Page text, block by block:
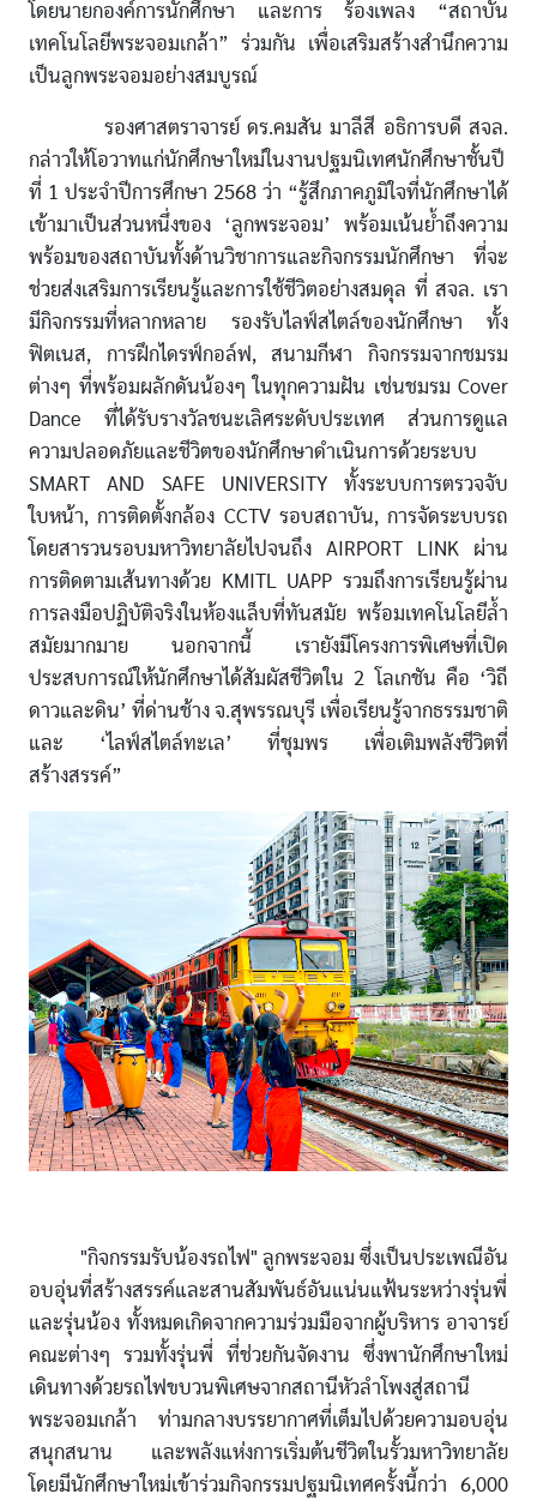
โดยนายกองค์การนักศึกษา และการ ร้องเพลง “สถาบัน
เทคโนโลยีพระจอมเกล้า” ร่วมกัน เพื่อเสริมสร้างสำนึกความ
เป็นลูกพระจอมอย่างสมบูรณ์
รองศาสตราจารย์ ดร.คมสัน มาลีสี อธิการบดี สจล.
กล่าวให้โอวาทแก่นักศึกษาใหม่ในงานปฐมนิเทศนักศึกษาชั้นปี
ที่ 1 ประจำปีการศึกษา 2568 ว่า “รู้สึกภาคภูมิใจที่นักศึกษาได้
เข้ามาเป็นส่วนหนึ่งของ ‘ลูกพระจอม’ พร้อมเน้นย้ำถึงความ
พร้อมของสถาบันทั้งด้านวิชาการและกิจกรรมนักศึกษา ที่จะ
ช่วยส่งเสริมการเรียนรู้และการใช้ชีวิตอย่างสมดุล ที่ สจล. เรา
มีกิจกรรมที่หลากหลาย รองรับไลฟ์สไตล์ของนักศึกษา ทั้ง
ฟิตเนส, การฝึกไดรฟ์กอล์ฟ, สนามกีฬา กิจกรรมจากชมรม
ต่างๆ ที่พร้อมผลักดันน้องๆ ในทุกความฝัน เช่นชมรม Cover
Dance ที่ได้รับรางวัลชนะเลิศระดับประเทศ ส่วนการดูแล
ความปลอดภัยและชีวิตของนักศึกษาดำเนินการด้วยระบบ
SMART AND SAFE UNIVERSITY ทั้งระบบการตรวจจับ
ใบหน้า, การติดตั้งกล้อง CCTV รอบสถาบัน, การจัดระบบรถ
โดยสารวนรอบมหาวิทยาลัยไปจนถึง AIRPORT LINK ผ่าน
การติดตามเส้นทางด้วย KMITL UAPP รวมถึงการเรียนรู้ผ่าน
การลงมือปฏิบัติจริงในห้องแล็บที่ทันสมัย พร้อมเทคโนโลยีล้ำ
สมัยมากมาย นอกจากนี้ เรายังมีโครงการพิเศษที่เปิด
ประสบการณ์ให้นักศึกษาได้สัมผัสชีวิตใน 2 โลเกชัน คือ ‘วิถี
ดาวและดิน’ ที่ด่านช้าง จ.สุพรรณบุรี เพื่อเรียนรู้จากธรรมชาติ
และ ‘ไลฟ์สไตล์ทะเล’ ที่ชุมพร เพื่อเติมพลังชีวิตที่
สร้างสรรค์”
"กิจกรรมรับน้องรถไฟ" ลูกพระจอม ซึ่งเป็นประเพณีอัน
อบอุ่นที่สร้างสรรค์และสานสัมพันธ์อันแน่นแฟ้นระหว่างรุ่นพี่
และรุ่นน้อง ทั้งหมดเกิดจากความร่วมมือจากผู้บริหาร อาจารย์
คณะต่างๆ รวมทั้งรุ่นพี่ ที่ช่วยกันจัดงาน ซึ่งพานักศึกษาใหม่
เดินทางด้วยรถไฟขบวนพิเศษจากสถานีหัวลำโพงสู่สถานี
พระจอมเกล้า ท่ามกลางบรรยากาศที่เต็มไปด้วยความอบอุ่น
สนุกสนาน และพลังแห่งการเริ่มต้นชีวิตในรั้วมหาวิทยาลัย
โดยมีนักศึกษาใหม่เข้าร่วมกิจกรรมปฐมนิเทศครั้งนี้กว่า 6,000